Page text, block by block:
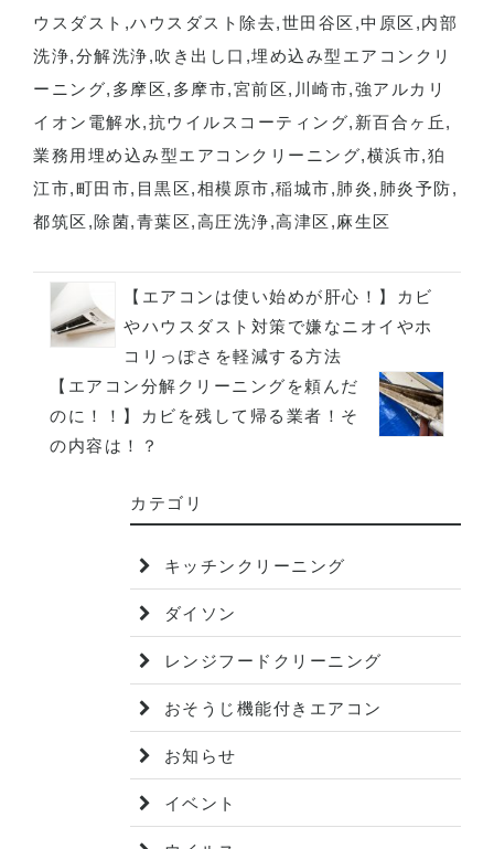
ウスダスト ,ハウスダスト除去,世田谷区 ,中原区 ,内部
洗浄,分解洗浄,吹き出し口 ,埋め込み型エアコンクリ
ーニング, 多摩区, 多摩市,宮前区, 川崎市,強アルカリ
イオン電解水,抗ウイルスコーティング, 新百合ヶ丘 ,
業務用埋め込み型エアコンクリーニング,横浜市,狛
江市,町田市, 目黒区,相模原市,稲城市,肺炎, 肺炎予防,
都筑区 ,除菌,青葉区,高圧洗浄,高津区 ,麻生区
【エアコンは使い始めが肝心！】カビ
やハウスダスト対策で嫌なニオイやホ
コリっぽさを軽減する方法
【エアコン分解クリーニングを頼んだ
のに！！】カビを残して帰る業者！そ
の内容は！？
カテゴリ
キッチンクリーニング
ダイソン
レンジフードクリーニング
おそうじ機能付きエアコン
お知らせ
イベント